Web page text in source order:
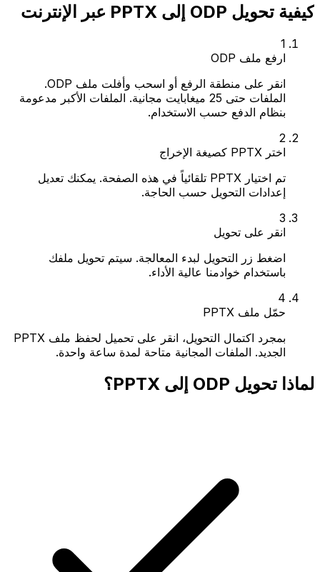
كيفية تحويل ODP إلى PPTX عبر الإنترنت
1
ارفع ملف ODP
انقر على منطقة الرفع أو اسحب وأفلت ملف ODP.
الملفات حتى 25 ميغابايت مجانية. الملفات الأكبر مدعومة
بنظام الدفع حسب الاستخدام.
2
اختر PPTX كصيغة الإخراج
تم اختيار PPTX تلقائياً في هذه الصفحة. يمكنك تعديل
إعدادات التحويل حسب الحاجة.
3
انقر على تحويل
اضغط زر التحويل لبدء المعالجة. سيتم تحويل ملفك
باستخدام خوادمنا عالية الأداء.
4
حمّل ملف PPTX
بمجرد اكتمال التحويل، انقر على تحميل لحفظ ملف PPTX
الجديد. الملفات المجانية متاحة لمدة ساعة واحدة.
لماذا تحويل ODP إلى PPTX؟